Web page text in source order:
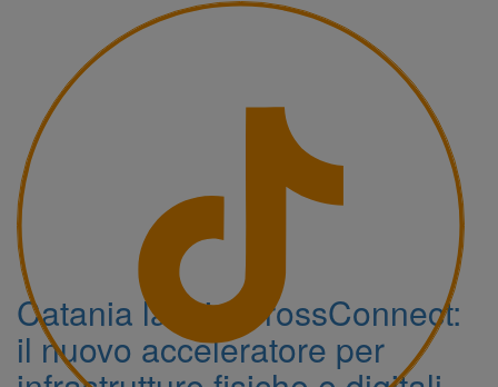
Catania lancia CrossConnect:
il nuovo acceleratore per